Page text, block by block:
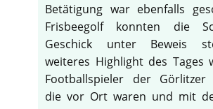
Betätigung war ebenfalls
Frisbeegolf konnten die
Geschick unter Beweis
weiteres Highlight des Tages
Footballspieler der Görlitzer
die vor Ort waren und mit